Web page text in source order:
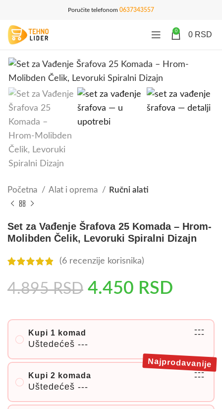
Poručite telefonom 0637343557
0 0 RSD
Početna Alat i oprema Ručni alati
Set za Vađenje Šrafova 25 Komada – Hrom-
Molibden Čelik, Levoruki Spiralni Dizajn
(6 recenzije korisnika)
4.895RSD 4.450 RSD
Kupi 1 komad
Uštedećeš ---
---
---
Kupi 2 komada
Uštedećeš ---
---
---
Najprodavanije